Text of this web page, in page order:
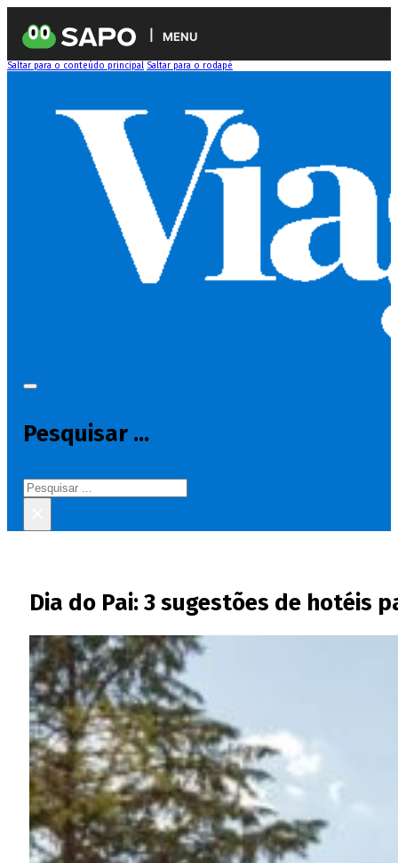
MENU
Saltar para o conteúdo principal Saltar para o rodapé
Pesquisar ...
Pesquisar
Dia do Pai: 3 sugestões de hotéis